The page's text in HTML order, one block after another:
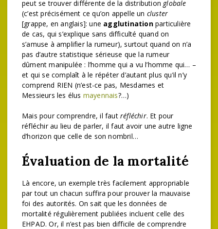
peut se trouver différente de la distribution globale
(c’est précisément ce qu’on appelle un cluster
[grappe, en anglais]: une agglutinationparticulière
de cas, qui s’explique sans difficulté quand on
s’amuse à amplifier la rumeur), surtout quand on n’a
pas d’autre statistique sérieuse que la rumeur
dûment manipulée : l’homme qui a vu l’homme qui… –
et qui se complaît à le répéter d’autant plus qu’il n’y
comprend RIEN (n’est-ce pas, Mesdames et
Messieurs les élus mayennais?…)
Mais pour comprendre, il faut réfléchir. Et pour
réfléchir au lieu de parler, il faut avoir une autre ligne
d’horizon que celle de son nombril…
Évaluation de la mortalité
Là encore, un exemple très facilement appropriable
par tout un chacun suffira pour prouver la mauvaise
foi des autorités. On sait que les données de
mortalité régulièrement publiées incluent celle des
EHPAD. Or, il n’est pas bien difficile de comprendre